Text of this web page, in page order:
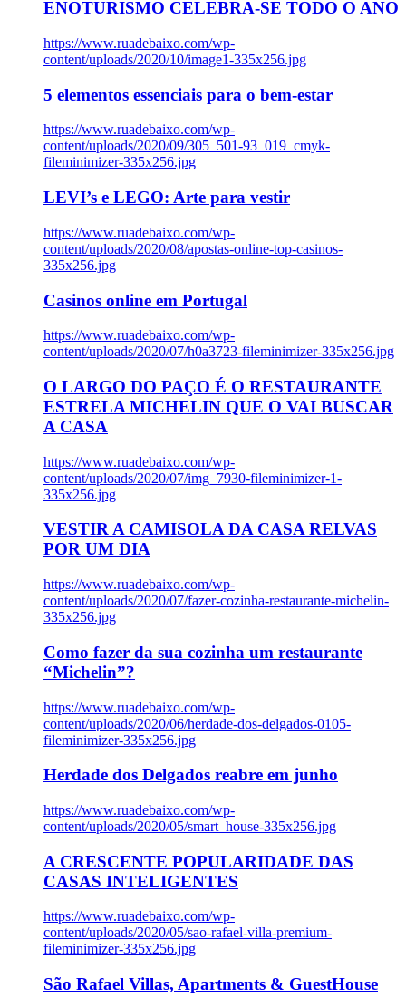
ENOTURISMO CELEBRA-SE TODO O ANO
https://www.ruadebaixo.com/wp-
content/uploads/2020/10/image1-335x256.jpg
5 elementos essenciais para o bem-estar
https://www.ruadebaixo.com/wp-
content/uploads/2020/09/305_501-93_019_cmyk-
fileminimizer-335x256.jpg
LEVI’s e LEGO: Arte para vestir
https://www.ruadebaixo.com/wp-
content/uploads/2020/08/apostas-online-top-casinos-
335x256.jpg
Casinos online em Portugal
https://www.ruadebaixo.com/wp-
content/uploads/2020/07/h0a3723-fileminimizer-335x256.jpg
O LARGO DO PAÇO É O RESTAURANTE
ESTRELA MICHELIN QUE O VAI BUSCAR
A CASA
https://www.ruadebaixo.com/wp-
content/uploads/2020/07/img_7930-fileminimizer-1-
335x256.jpg
VESTIR A CAMISOLA DA CASA RELVAS
POR UM DIA
https://www.ruadebaixo.com/wp-
content/uploads/2020/07/fazer-cozinha-restaurante-michelin-
335x256.jpg
Como fazer da sua cozinha um restaurante
“Michelin”?
https://www.ruadebaixo.com/wp-
content/uploads/2020/06/herdade-dos-delgados-0105-
fileminimizer-335x256.jpg
Herdade dos Delgados reabre em junho
https://www.ruadebaixo.com/wp-
content/uploads/2020/05/smart_house-335x256.jpg
A CRESCENTE POPULARIDADE DAS
CASAS INTELIGENTES
https://www.ruadebaixo.com/wp-
content/uploads/2020/05/sao-rafael-villa-premium-
fileminimizer-335x256.jpg
São Rafael Villas, Apartments & GuestHouse